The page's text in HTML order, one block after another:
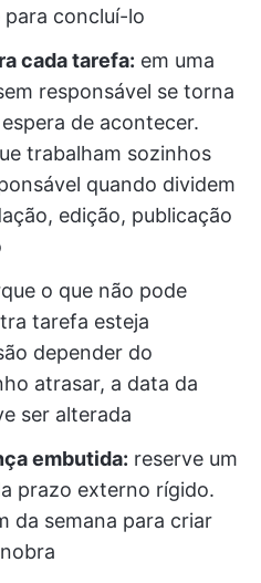
concluí-lo
cada tarefa: em uma
responsável se torna
de acontecer.
trabalham sozinhos
quando dividem
edição, publicação
o que não pode
tarefa esteja
depender do
atrasar, a data da
ser alterada
embutida: reserve um
prazo externo rígido.
da semana para criar